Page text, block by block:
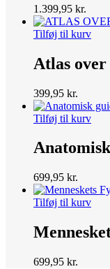
1.399,95 kr.
Tilføj til kurv
Atlas
399,95 kr.
Tilføj til kurv
699,95 kr.
Tilføj til kurv
699,95 kr.